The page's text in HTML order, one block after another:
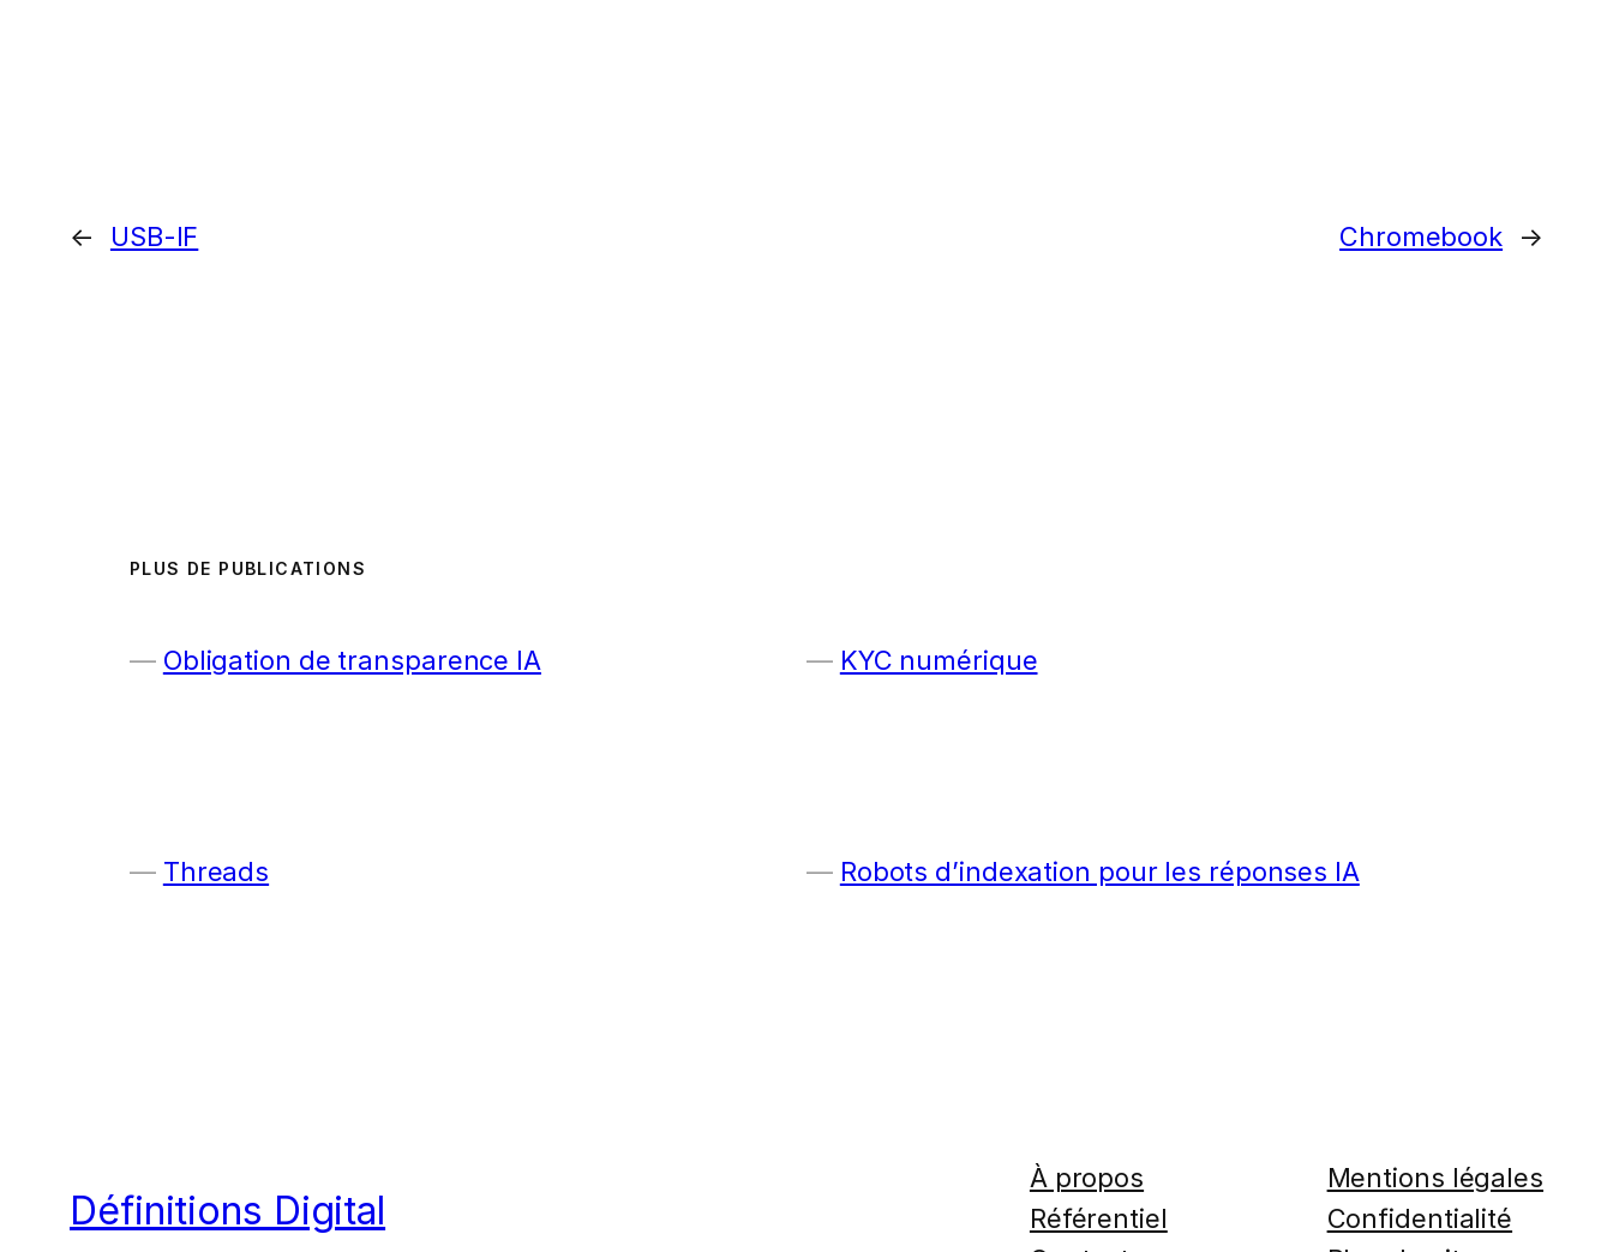
← USB-IF Chromebook →
PLUS DE PUBLICATIONS
Obligation de transparence IA KYC numérique
Threads Robots d’indexation pour les réponses IA
Définitions Digital
À propos
Référentiel
Mentions légales
Confidentialité